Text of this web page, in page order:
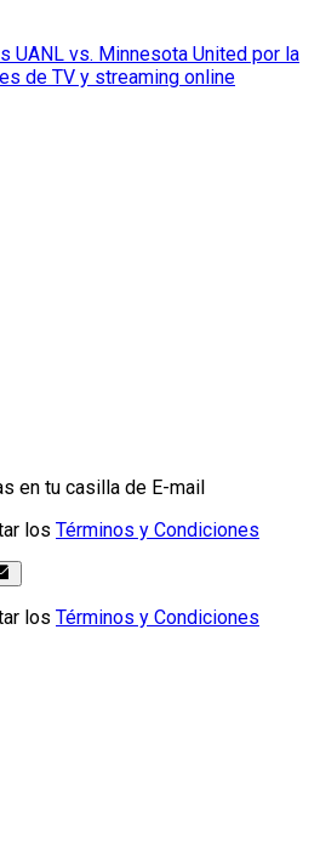
UANL vs. Minnesota United por la
de TV y streaming online
en tu casilla de E-mail
los Términos y Condiciones
los Términos y Condiciones